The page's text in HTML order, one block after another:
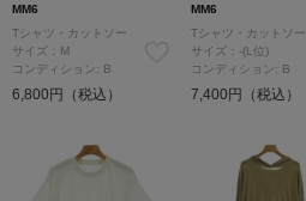
MM6
Tシャツ・カットソー
サイズ：M
コンディション: B
6,800円（税込）
MM6
Tシャツ・カットソー
サイズ：-(L位)
コンディション: B
7,400円（税込）